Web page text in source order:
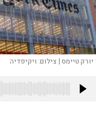
יורק טיימס | צילום:ויקיפדיה